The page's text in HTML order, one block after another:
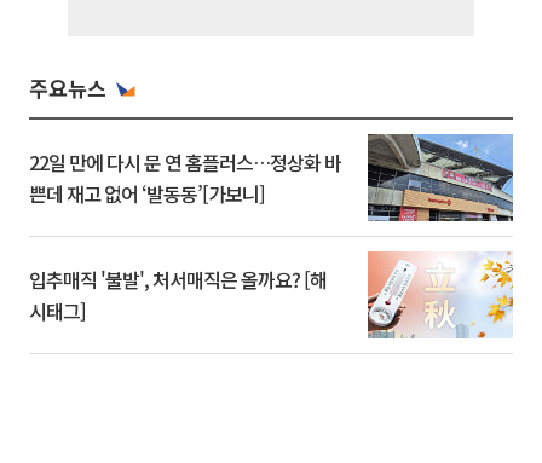
주요뉴스
22일 만에 다시 문 연 홈플러스…정상화 바
쁜데 재고 없어 ‘발동동’[가보니]
입추매직 '불발', 처서매직은 올까요? [해
시태그]